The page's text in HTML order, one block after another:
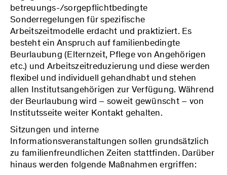
betreuungs-/sorgepflichtbedingte
Sonderregelungen für spezifische
Arbeitszeitmodelle erdacht und praktiziert. Es
besteht ein Anspruch auf familienbedingte
Beurlaubung (Elternzeit, Pflege von Angehörigen
etc.) und Arbeitszeitreduzierung und diese werden
flexibel und individuell gehandhabt und stehen
allen Institutsangehörigen zur Verfügung. Während
der Beurlaubung wird – soweit gewünscht – von
Institutsseite weiter Kontakt gehalten.
Sitzungen und interne
Informationsveranstaltungen sollen grundsätzlich
zu familienfreundlichen Zeiten stattfinden. Darüber
hinaus werden folgende Maßnahmen ergriffen: